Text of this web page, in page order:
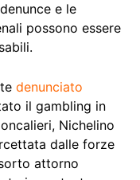
e le
possono essere
denunciato
il gambling in
Nichelino
dalle forze
attorno